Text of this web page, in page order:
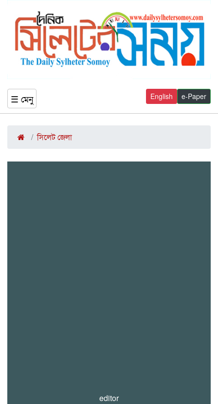
☰ মেনু e-Paper
English
সিলেট জেলা
editor